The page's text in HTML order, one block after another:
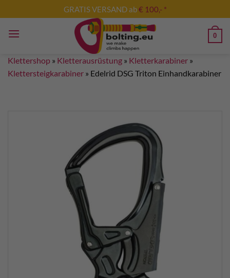
Inhalt
springen
GRATIS VERSAND ab€ 100,- *
0
Klettershop » Kletterausrüstung » Kletterkarabiner »
Klettersteigkarabiner » Edelrid DSG Triton Einhandkarabiner